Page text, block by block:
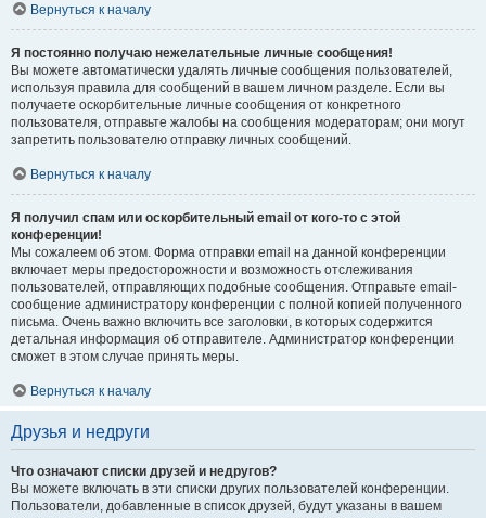
Вернуться к началу
Я постоянно получаю нежелательные личные сообщения!
Вы можете автоматически удалять личные сообщения пользователей,
используя правила для сообщений в вашем личном разделе. Если вы
получаете оскорбительные личные сообщения от конкретного
пользователя, отправьте жалобы на сообщения модераторам; они могут
запретить пользователю отправку личных сообщений.
Вернуться к началу
Я получил спам или оскорбительный email от кого-то с этой
конференции!
Мы сожалеем об этом. Форма отправки email на данной конференции
включает меры предосторожности и возможность отслеживания
пользователей, отправляющих подобные сообщения. Отправьте email-
сообщение администратору конференции с полной копией полученного
письма. Очень важно включить все заголовки, в которых содержится
детальная информация об отправителе. Администратор конференции
сможет в этом случае принять меры.
Вернуться к началу
Друзья и недруги
Что означают списки друзей и недругов?
Вы можете включать в эти списки других пользователей конференции.
Пользователи, добавленные в список друзей, будут указаны в вашем